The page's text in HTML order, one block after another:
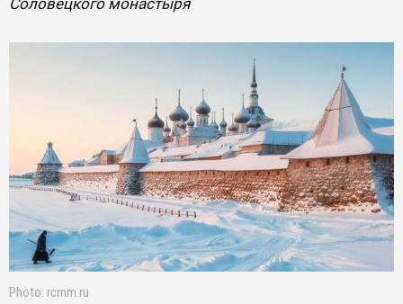
Соловецкого монастыря
Photo: rcmm.ru